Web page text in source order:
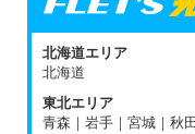
北海道エリア
北海道
東北エリア
青森｜岩手｜宮城｜秋